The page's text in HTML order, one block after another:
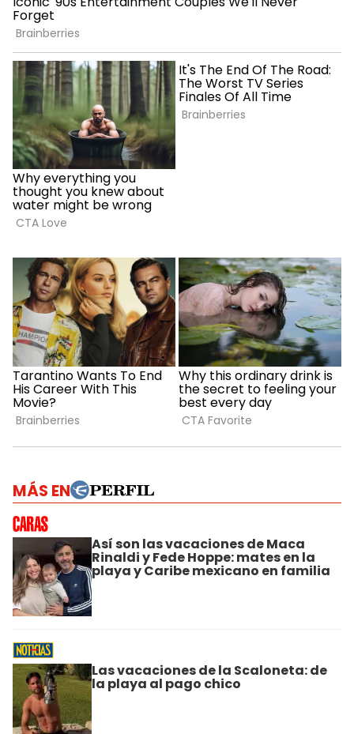
MÁS EN
Así son las vacaciones de Maca
Rinaldi y Fede Hoppe: mates en la
playa y Caribe mexicano en familia
Las vacaciones de la Scaloneta: de
la playa al pago chico